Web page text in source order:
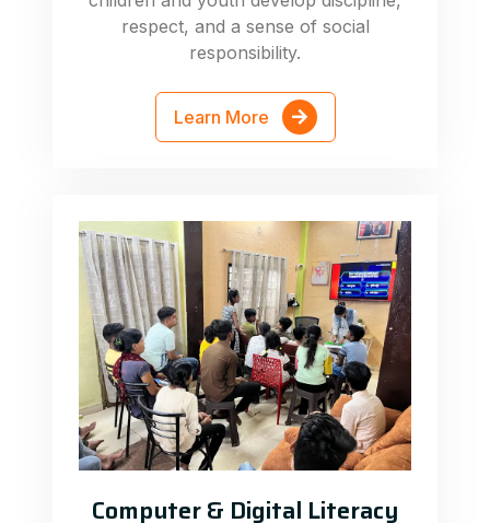
respect, and a sense of social
responsibility.
Learn More
Computer & Digital Literacy